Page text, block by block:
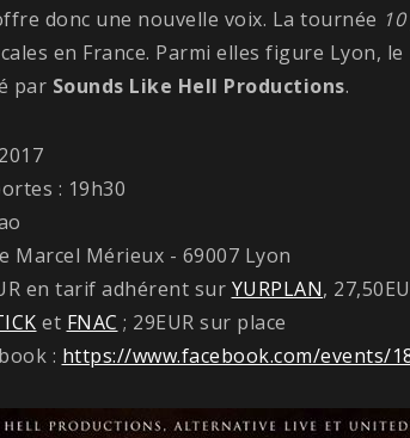
donc une nouvelle voix. La tournée
en France. Parmi elles figure Lyon,
par Sounds Like Hell Productions.
: 19h30
Marcel Mérieux - 69007 Lyon
en tarif adhérent sur YURPLAN,
et FNAC ; 29EUR sur place
: https://www.facebook.com/events/